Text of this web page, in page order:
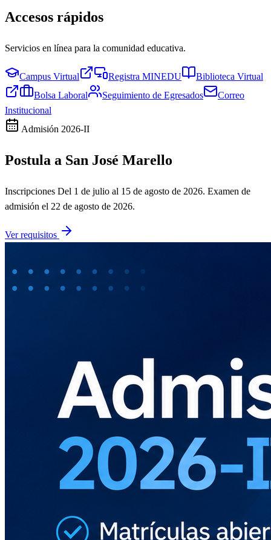
Accesos rápidos
Servicios en línea para la comunidad educativa.
Campus Virtual Registra MINEDU
Biblioteca Virtual
Bolsa Laboral
Seguimiento de Egresados
Correo
Institucional
Admisión 2026-II
Postula a San José Marello
Inscripciones Del 1 de julio al 15 de agosto de 2026. Examen de
admisión el 22 de agosto de 2026.
Ver requisitos